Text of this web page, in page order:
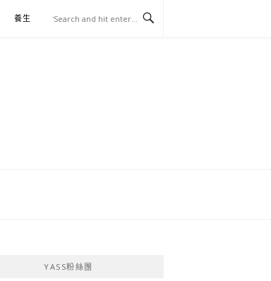
養生 伴手禮
YASS粉絲團